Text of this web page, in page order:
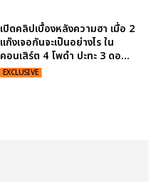
เปิดคลิปเบื้องหลังความฮา เมื่อ 2
แก๊งเจอกันจะเป็นอย่างไร ใน
คอนเสิร์ต 4 โพดำ ปะทะ 3 ดอ...
EXCLUSIVE